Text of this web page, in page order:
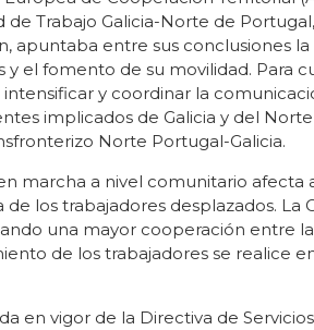
Trabajo Galicia-Norte de
apuntaba entre sus conclusiones
el fomento de su movilidad. Para
y coordinar la
implicados de Galicia y del
Norte Portugal-Galicia.
marcha a nivel comunitario
los trabajadores desplazados. La
una mayor cooperación entre
de los trabajadores se realice
en vigor de la Directiva de